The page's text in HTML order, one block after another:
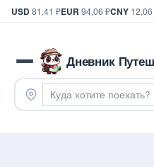
USD81,41 ₽EUR 94,06 ₽CNY
Дневник